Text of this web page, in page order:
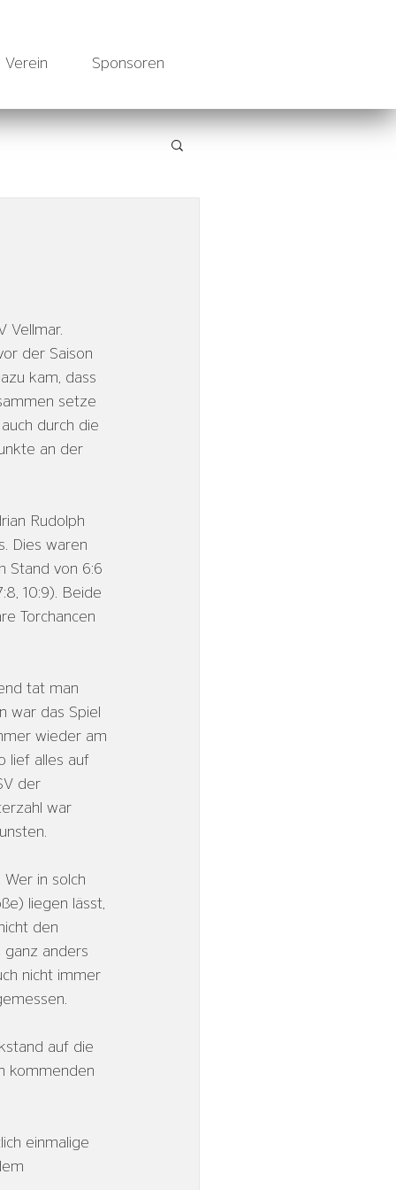
Verein Sponsoren
Vellmar.
der Saison
kam, dass
setze
durch die
an der
Rudolph
Dies waren
Stand von 6:6
10:9). Beide
Torchancen
tat man
war das Spiel
wieder am
lief alles auf
der
war
in solch
liegen lässt,
den
ganz anders
nicht immer
auf die
kommenden
einmalige